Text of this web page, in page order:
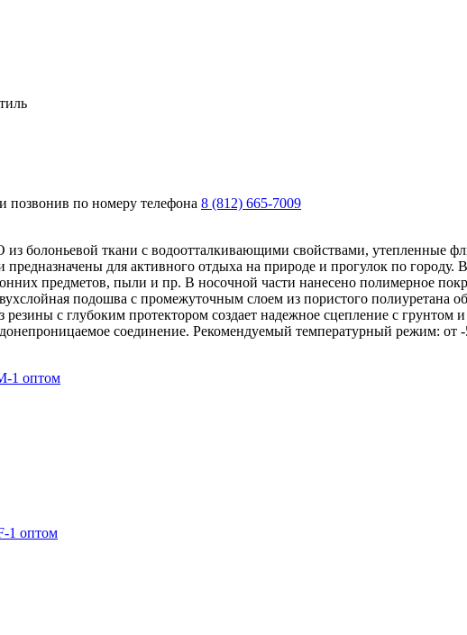
позвонив по номеру телефона 8 (812) 665-7009
болоньевой ткани с водоотталкивающими свойствами, утепленные
для активного отдыха на природе и прогулок по
предметов, пыли и пр. В носочной части нанесено полимерное
подошва с промежуточным слоем из пористого полиуретана
с глубоким протектором создает надежное сцепление с грунтом
соединение. Рекомендуемый температурный режим: от -